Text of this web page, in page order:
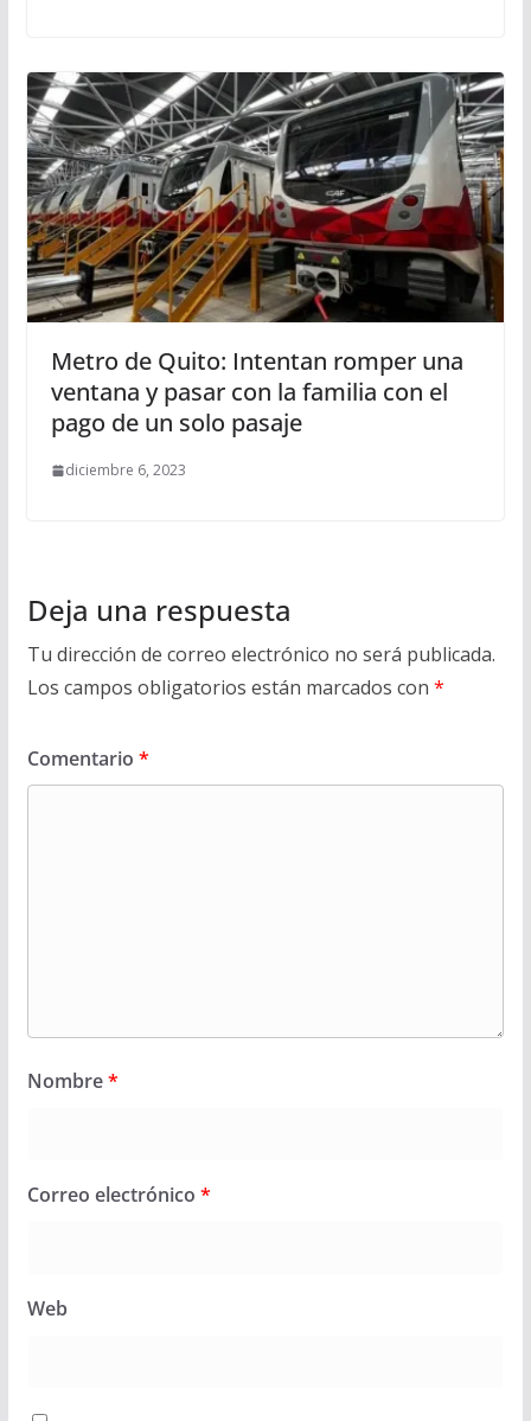
Metro de Quito: Intentan romper una
ventana y pasar con la familia con el
pago de un solo pasaje
diciembre 6, 2023
Deja una respuesta
Tu dirección de correo electrónico no será publicada.
Los campos obligatorios están marcados con *
Comentario *
Nombre*
Correo electrónico *
Web